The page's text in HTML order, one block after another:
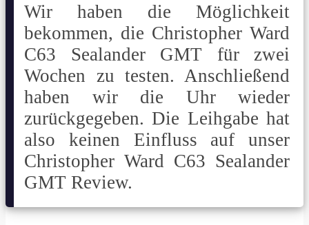
Wir haben die Möglichkeit
bekommen, die Christopher Ward
C63 Sealander GMT für zwei
Wochen zu testen. Anschließend
haben wir die Uhr wieder
zurückgegeben. Die Leihgabe hat
also keinen Einfluss auf unser
Christopher Ward C63 Sealander
GMT Review.